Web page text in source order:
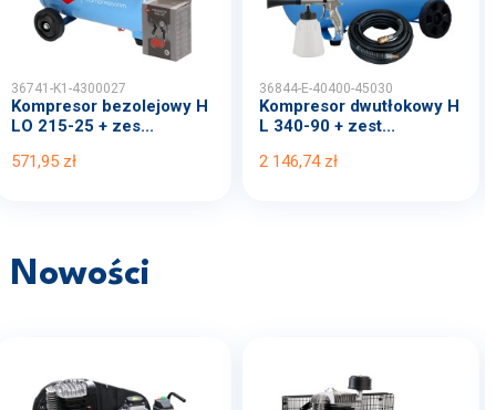
36741-K1-4300027
Kompresor bezolejowy H
LO 215-25 + zes...
571,95 zł
36844-E-40400-45030
Kompresor dwutłokowy H
L 340-90 + zest...
2 146,74 zł
Nowości